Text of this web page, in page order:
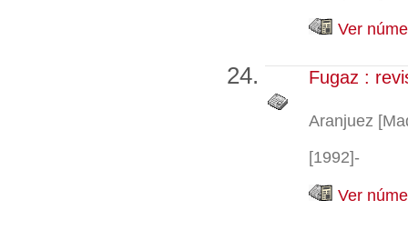
Ver
Fugaz :
Aranjuez
[1992]-
Ver